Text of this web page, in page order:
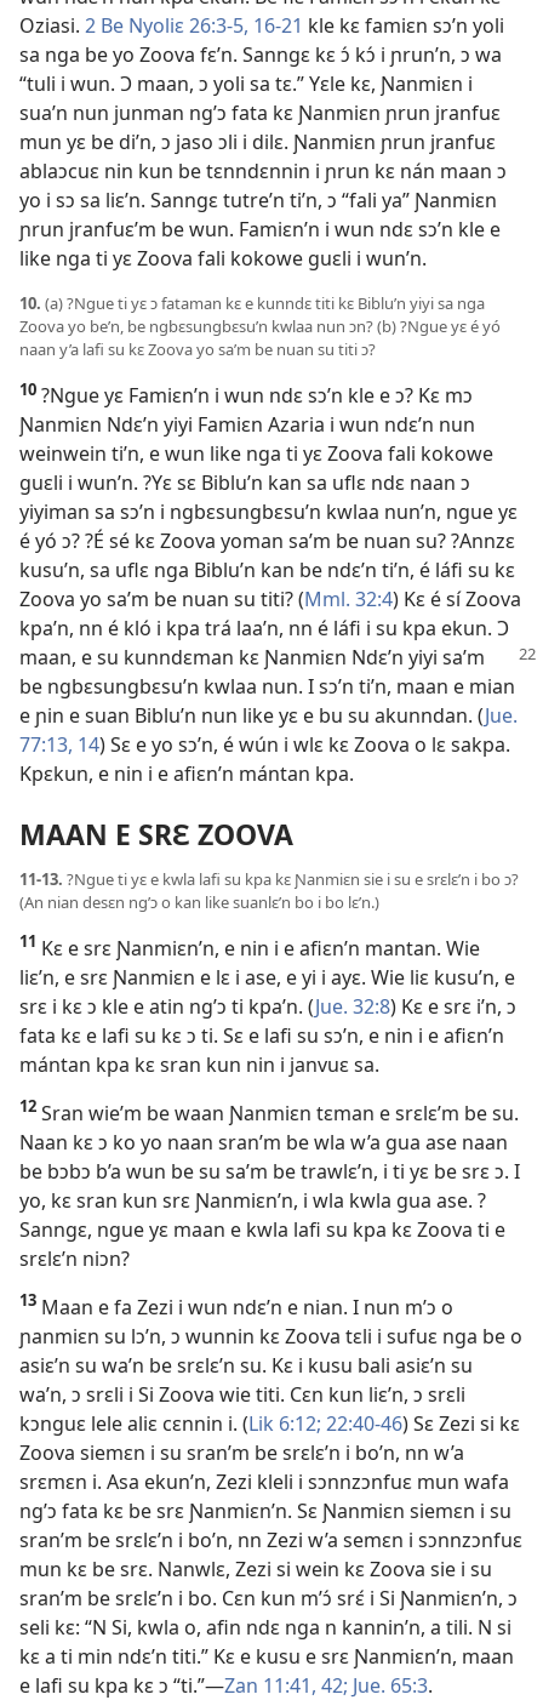
Oziasi. 2 Be Nyoliɛ 26:3-5, 16-21 kle kɛ famiɛn sɔ’n yoli
sa nga be yo Zoova fɛ’n. Sanngɛ kɛ ɔ́ kɔ́ i ɲrun’n, ɔ wa
“tuli i wun. Ɔ maan, ɔ yoli sa tɛ.” Yɛle kɛ, Ɲanmiɛn i
sua’n nun junman ng’ɔ fata kɛ Ɲanmiɛn ɲrun jranfuɛ
mun yɛ be di’n, ɔ jaso ɔli i dilɛ. Ɲanmiɛn ɲrun jranfuɛ
ablaɔcuɛ nin kun be tɛnndɛnnin i ɲrun kɛ nán maan ɔ
yo i sɔ sa liɛ’n. Sanngɛ tutre’n ti’n, ɔ “fali ya” Ɲanmiɛn
ɲrun jranfuɛ’m be wun. Famiɛn’n i wun ndɛ sɔ’n kle e
like nga ti yɛ Zoova fali kokowe guɛli i wun’n.
10. (a) ?Ngue ti yɛ ɔ fataman kɛ e kunndɛ titi kɛ Biblu’n yiyi sa nga
Zoova yo be’n, be ngbɛsungbɛsu’n kwlaa nun ɔn? (b) ?Ngue yɛ é yó
naan y’a lafi su kɛ Zoova yo sa’m be nuan su titi ɔ?
10 ?Ngue yɛ Famiɛn’n i wun ndɛ sɔ’n kle e ɔ? Kɛ mɔ
Ɲanmiɛn Ndɛ’n yiyi Famiɛn Azaria i wun ndɛ’n nun
weinwein ti’n, e wun like nga ti yɛ Zoova fali kokowe
guɛli i wun’n. ?Yɛ sɛ Biblu’n kan sa uflɛ ndɛ naan ɔ
yiyiman sa sɔ’n i ngbɛsungbɛsu’n kwlaa nun’n, ngue yɛ
é yó ɔ? ?É sé kɛ Zoova yoman sa’m be nuan su? ?Annzɛ
kusu’n, sa uflɛ nga Biblu’n kan be ndɛ’n ti’n, é láfi su kɛ
Zoova yo sa’m be nuan su titi? (Mml. 32:4) Kɛ é sí Zoova
kpa’n, nn é kló i kpa trá laa’n, nn é láfi i su kpa ekun. Ɔ
maan, e su kunndɛman kɛ Ɲanmiɛn Ndɛ’n yiyi sa’m
be ngbɛsungbɛsu’n kwlaa nun. I sɔ’n ti’n, maan e mian
e ɲin e suan Biblu’n nun like yɛ e bu su akunndan. (Jue.
77:13, 14) Sɛ e yo sɔ’n, é wún i wlɛ kɛ Zoova o lɛ sakpa.
Kpɛkun, e nin i e afiɛn’n mántan kpa.
MAAN E SRƐ ZOOVA
11-13. ?Ngue ti yɛ e kwla lafi su kpa kɛ Ɲanmiɛn sie i su e srɛlɛ’n i bo ɔ?
(An nian desɛn ng’ɔ o kan like suanlɛ’n bo i bo lɛ’n.)
11 Kɛ e srɛ Ɲanmiɛn’n, e nin i e afiɛn’n mantan. Wie
liɛ’n, e srɛ Ɲanmiɛn e lɛ i ase, e yi i ayɛ. Wie liɛ kusu’n, e
srɛ i kɛ ɔ kle e atin ng’ɔ ti kpa’n. (Jue. 32:8) Kɛ e srɛ i’n, ɔ
fata kɛ e lafi su kɛ ɔ ti. Sɛ e lafi su sɔ’n, e nin i e afiɛn’n
mántan kpa kɛ sran kun nin i janvuɛ sa.
12 Sran wie’m be waan Ɲanmiɛn tɛman e srɛlɛ’m be su.
Naan kɛ ɔ ko yo naan sran’m be wla w’a gua ase naan
be bɔbɔ b’a wun be su sa’m be trawlɛ’n, i ti yɛ be srɛ ɔ. I
yo, kɛ sran kun srɛ Ɲanmiɛn’n, i wla kwla gua ase. ?
Sanngɛ, ngue yɛ maan e kwla lafi su kpa kɛ Zoova ti e
srɛlɛ’n niɔn?
13 Maan e fa Zezi i wun ndɛ’n e nian. I nun m’ɔ o
ɲanmiɛn su lɔ’n, ɔ wunnin kɛ Zoova tɛli i sufuɛ nga be o
asiɛ’n su wa’n be srɛlɛ’n su. Kɛ i kusu bali asiɛ’n su
wa’n, ɔ srɛli i Si Zoova wie titi. Cɛn kun liɛ’n, ɔ srɛli
kɔnguɛ lele aliɛ cɛnnin i. (Lik 6:12; 22:40-46) Sɛ Zezi si kɛ
Zoova siemɛn i su sran’m be srɛlɛ’n i bo’n, nn w’a
srɛmɛn i. Asa ekun’n, Zezi kleli i sɔnnzɔnfuɛ mun wafa
ng’ɔ fata kɛ be srɛ Ɲanmiɛn’n. Sɛ Ɲanmiɛn siemɛn i su
sran’m be srɛlɛ’n i bo’n, nn Zezi w’a semɛn i sɔnnzɔnfuɛ
mun kɛ be srɛ. Nanwlɛ, Zezi si wein kɛ Zoova sie i su
sran’m be srɛlɛ’n i bo. Cɛn kun m’ɔ́ srɛ́ i Si Ɲanmiɛn’n, ɔ
seli kɛ: “N Si, kwla o, afin ndɛ nga n kannin’n, a tili. N si
kɛ a ti min ndɛ’n titi.” Kɛ e kusu e srɛ Ɲanmiɛn’n, maan
e lafi su kpa kɛ ɔ “ti.”​—Zan 11:41, 42; Jue. 65:3.